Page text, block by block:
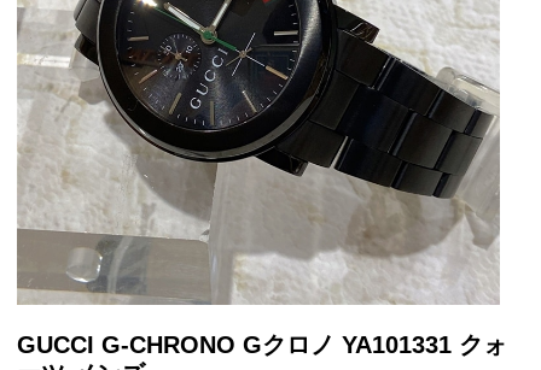
GUCCI G-CHRONO Gクロノ YA101331 クォ